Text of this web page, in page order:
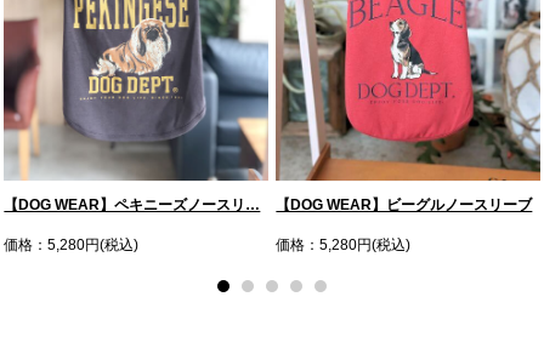
【DOG WEAR】ペキニーズノースリ…
価格：5,280円(税込)
【DOG WEAR】ビーグルノースリーブ
価格：5,280円(税込)